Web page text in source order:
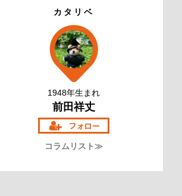
カタリベ
1948年生まれ
前田祥丈
コラムリスト≫